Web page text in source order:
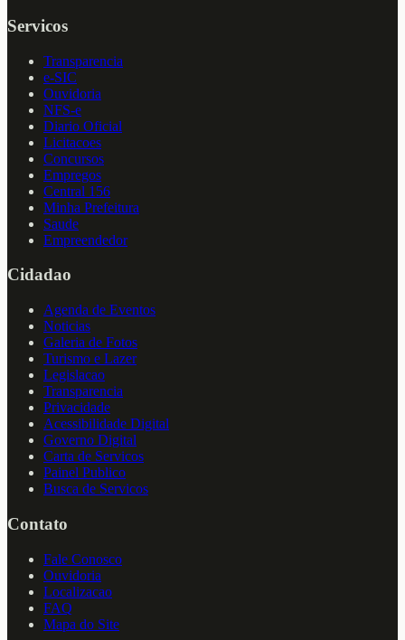
Servicos
Transparencia
e-SIC
Ouvidoria
NFS-e
Diario Oficial
Licitacoes
Concursos
Empregos
Central 156
Minha Prefeitura
Saude
Empreendedor
Cidadao
Agenda de Eventos
Noticias
Galeria de Fotos
Turismo e Lazer
Legislacao
Transparencia
Privacidade
Acessibilidade Digital
Governo Digital
Carta de Servicos
Painel Publico
Busca de Servicos
Contato
Fale Conosco
Ouvidoria
Localizacao
FAQ
Mapa do Site